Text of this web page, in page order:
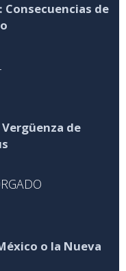
Consecuencias de
de
o la Nueva